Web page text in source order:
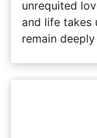
unrequited
and life takes
remain